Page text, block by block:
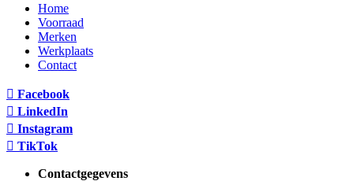
Home
Voorraad
Merken
Werkplaats
Contact
Facebook
LinkedIn
Instagram
TikTok
Contactgegevens